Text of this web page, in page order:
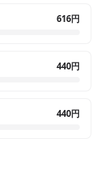
616円
440円
440円